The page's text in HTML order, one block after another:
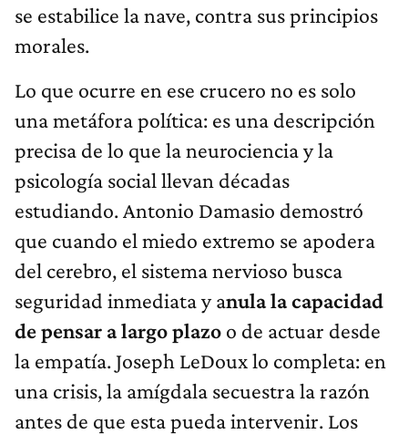
se estabilice la nave, contra sus principios
morales.
Lo que ocurre en ese crucero no es solo
una metáfora política: es una descripción
precisa de lo que la neurociencia y la
psicología social llevan décadas
estudiando. Antonio Damasio demostró
que cuando el miedo extremo se apodera
del cerebro, el sistema nervioso busca
seguridad inmediata y anula la capacidad
de pensar a largo plazo o de actuar desde
la empatía. Joseph LeDoux lo completa: en
una crisis, la amígdala secuestra la razón
antes de que esta pueda intervenir. Los